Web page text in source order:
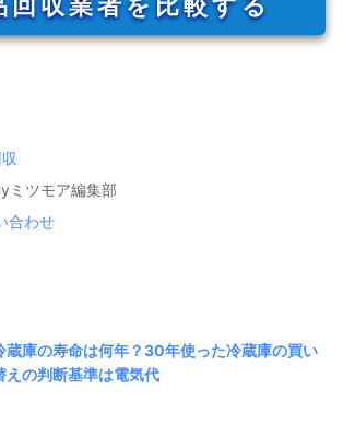
ミツモア編集部
合わせ
蔵庫の寿命は何年？30年使った冷蔵庫の買い
えの判断基準は電気代